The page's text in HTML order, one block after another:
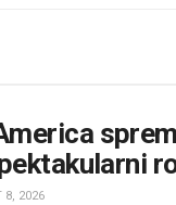
8, 2026